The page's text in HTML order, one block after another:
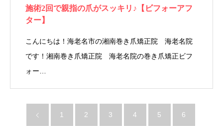
施術2回で親指の爪がスッキリ♪【ビフォーアフ
ター】
こんにちは！海老名市の湘南巻き爪矯正院 海老名院
です！湘南巻き爪矯正院 海老名院の巻き爪矯正ビフ
ォー…
1 2 3 4 5 6